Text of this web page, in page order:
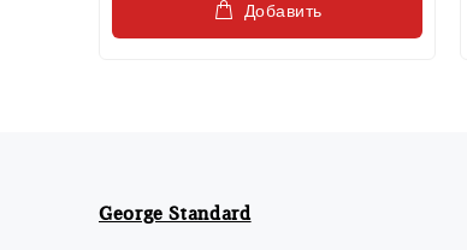
Добавить
George Standard